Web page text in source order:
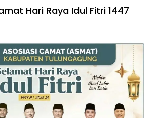
Hari Raya Idul Fitri 1447